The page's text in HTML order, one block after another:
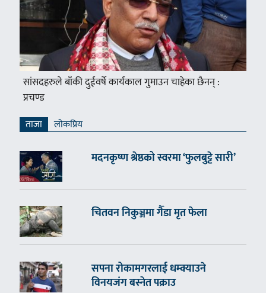
सांसदहरुले बाँकी दुईवर्षे कार्यकाल गुमाउन चाहेका छैनन् :
प्रचण्ड
ताजा लाेकप्रिय
मदनकृष्ण श्रेष्ठको स्वरमा ‘फुलबुट्टे सारी’
चितवन निकुञ्जमा गैँडा मृत फेला
सपना रोकामगरलाई धम्क्याउने
विनयजंग बस्नेत पक्राउ